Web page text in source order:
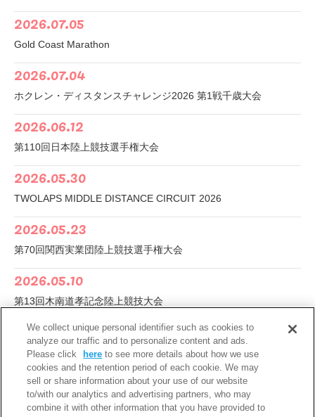
2026.07.05
Gold Coast Marathon
2026.07.04
ホクレン・ディスタンスチャレンジ2026 第1戦千歳大会
2026.06.12
第110回日本陸上競技選手権大会
2026.05.30
TWOLAPS MIDDLE DISTANCE CIRCUIT 2026
2026.05.23
第70回関西実業団陸上競技選手権大会
2026.05.10
第13回木南道孝記念陸上競技大会
2026.05.10
仙台国際ハーフマラソン2026
2026.05.04
第37回ゴールデンゲームズinのべおか
We collect unique personal identifier such as cookies to
analyze our traffic and to personalize content and ads.
Please click
here to see more details about how we use
cookies and the retention period of each cookie. We may
sell or share information about your use of our website
to/with our analytics and advertising partners, who may
combine it with other information that you have provided to